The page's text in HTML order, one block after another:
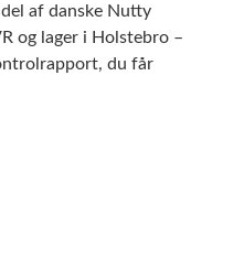
af danske Nutty
og lager i Holstebro –
du får